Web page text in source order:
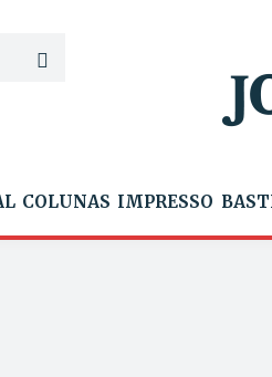
COLUNAS IMPRESSO